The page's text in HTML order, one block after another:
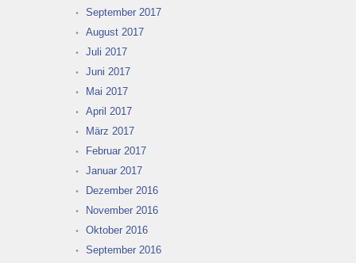
September 2017
August 2017
Juli 2017
Juni 2017
Mai 2017
April 2017
März 2017
Februar 2017
Januar 2017
Dezember 2016
November 2016
Oktober 2016
September 2016